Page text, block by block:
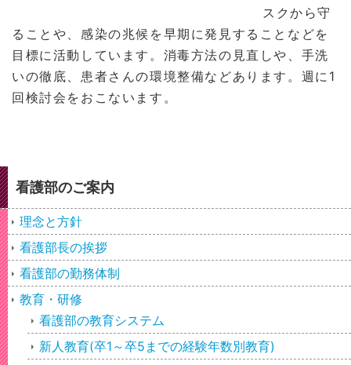
スクから守
ることや、感染の兆候を早期に発見することなどを
目標に活動しています。消毒方法の見直しや、手洗
いの徹底、患者さんの環境整備などあります。週に1
回検討会をおこないます。
看護部のご案内
理念と方針
看護部長の挨拶
看護部の勤務体制
教育・研修
看護部の教育システム
新人教育(卒1～卒5までの経験年数別教育)